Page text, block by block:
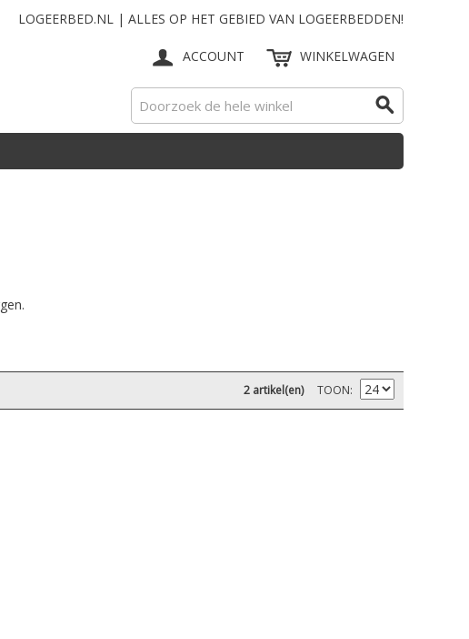
LOGEERBED.NL | ALLES OP HET GEBIED VAN LOGEERBEDDEN!
ACCOUNT WINKELWAGEN
2 artikel(en) TOON